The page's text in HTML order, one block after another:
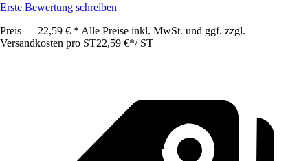
Erste Bewertung schreiben
Preis — 22,59 € * Alle Preise inkl. MwSt. und ggf. zzgl.
Versandkosten pro ST22,59 €*/ ST